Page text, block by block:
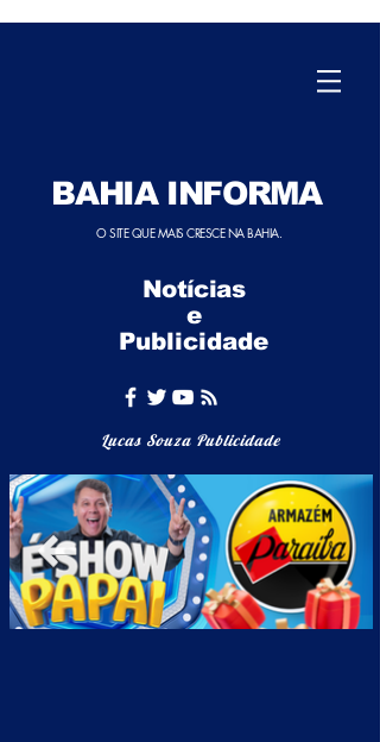
BAHIA INFORMA
O SITE QUE MAIS CRESCE NA BAHIA.
Notícias
e
Publicidade
Lucas Souza Publicidade